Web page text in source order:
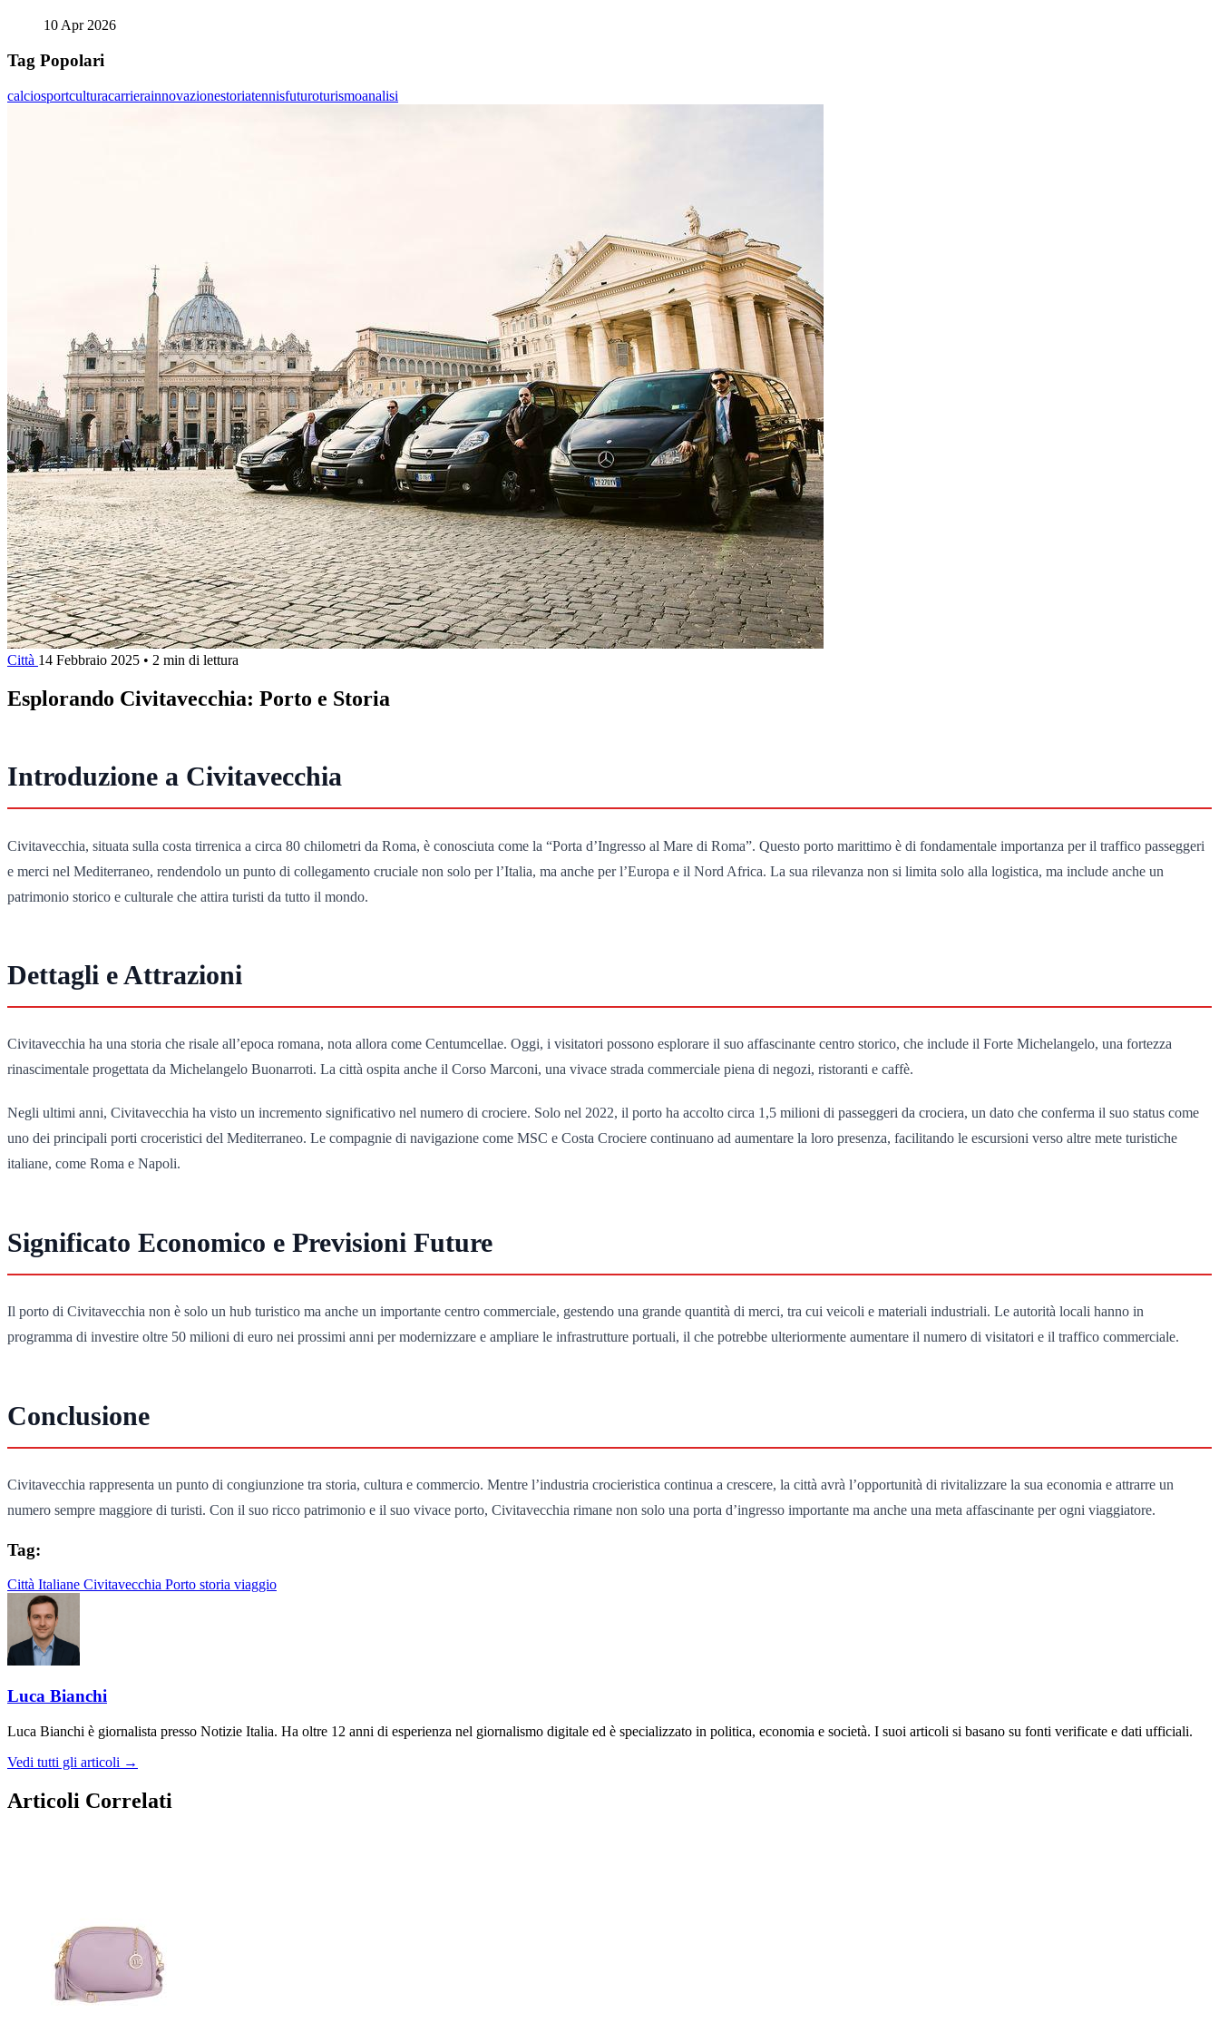
10 Apr 2026
Tag Popolari
calciosportculturacarrierainnovazionestoriatennisfuturoturismoanalisi
Città 14 Febbraio 2025 • 2 min di lettura
Esplorando Civitavecchia: Porto e Storia
Introduzione a Civitavecchia
Civitavecchia, situata sulla costa tirrenica a circa 80 chilometri da Roma, è conosciuta come la “Porta d’Ingresso al Mare di Roma”. Questo porto marittimo è di fondamentale importanza per il traffico passeggeri
e merci nel Mediterraneo, rendendolo un punto di collegamento cruciale non solo per l’Italia, ma anche per l’Europa e il Nord Africa. La sua rilevanza non si limita solo alla logistica, ma include anche un
patrimonio storico e culturale che attira turisti da tutto il mondo.
Dettagli e Attrazioni
Civitavecchia ha una storia che risale all’epoca romana, nota allora come Centumcellae. Oggi, i visitatori possono esplorare il suo affascinante centro storico, che include il Forte Michelangelo, una fortezza
rinascimentale progettata da Michelangelo Buonarroti. La città ospita anche il Corso Marconi, una vivace strada commerciale piena di negozi, ristoranti e caffè.
Negli ultimi anni, Civitavecchia ha visto un incremento significativo nel numero di crociere. Solo nel 2022, il porto ha accolto circa 1,5 milioni di passeggeri da crociera, un dato che conferma il suo status come
uno dei principali porti croceristici del Mediterraneo. Le compagnie di navigazione come MSC e Costa Crociere continuano ad aumentare la loro presenza, facilitando le escursioni verso altre mete turistiche
italiane, come Roma e Napoli.
Significato Economico e Previsioni Future
Il porto di Civitavecchia non è solo un hub turistico ma anche un importante centro commerciale, gestendo una grande quantità di merci, tra cui veicoli e materiali industriali. Le autorità locali hanno in
programma di investire oltre 50 milioni di euro nei prossimi anni per modernizzare e ampliare le infrastrutture portuali, il che potrebbe ulteriormente aumentare il numero di visitatori e il traffico commerciale.
Conclusione
Civitavecchia rappresenta un punto di congiunzione tra storia, cultura e commercio. Mentre l’industria crocieristica continua a crescere, la città avrà l’opportunità di rivitalizzare la sua economia e attrarre un
numero sempre maggiore di turisti. Con il suo ricco patrimonio e il suo vivace porto, Civitavecchia rimane non solo una porta d’ingresso importante ma anche una meta affascinante per ogni viaggiatore.
Tag:
Città Italiane Civitavecchia Porto storia viaggio
Luca Bianchi
Luca Bianchi è giornalista presso Notizie Italia. Ha oltre 12 anni di esperienza nel giornalismo digitale ed è specializzato in politica, economia e società. I suoi articoli si basano su fonti verificate e dati ufficiali.
Vedi tutti gli articoli →
Articoli Correlati